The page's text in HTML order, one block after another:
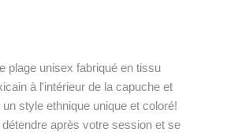
plage unisex fabriqué en tissu
à l'intérieur de la capuche et
style ethnique unique et coloré!
après votre session et se